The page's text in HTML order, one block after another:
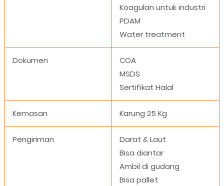
Koagulan untuk industri
PDAM
Water treatment
Dokumen
COA
MSDS
Sertifikat Halal
Kemasan Karung 25 Kg
Pengiriman
Darat & Laut
Bisa diantar
Ambil di gudang
Bisa pallet